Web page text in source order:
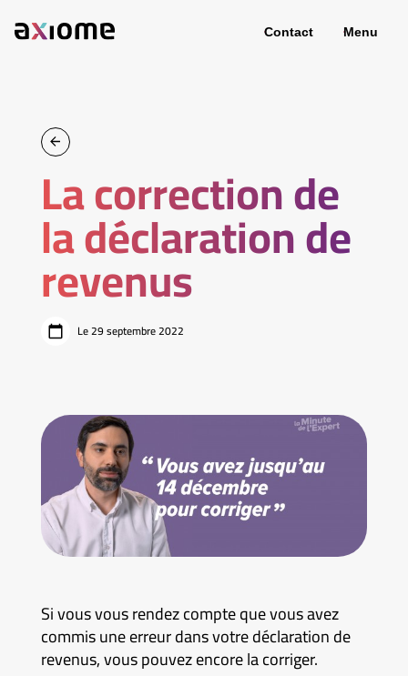
Contact Menu
La correction de
la déclaration de
revenus
Le 29 septembre 2022
Si vous vous rendez compte que vous avez
commis une erreur dans votre déclaration de
revenus, vous pouvez encore la corriger.